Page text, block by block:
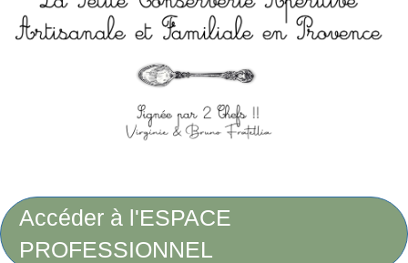
Accéder à l'ESPACE
PROFESSIONNEL